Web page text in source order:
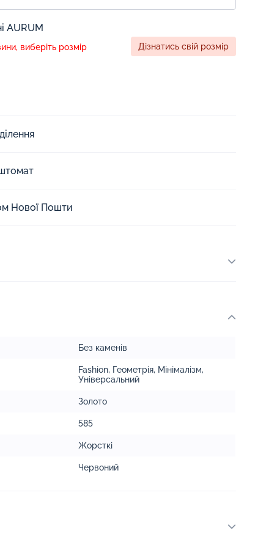
AURUM
виберіть розмір Дізнатись свій розмір
Нової Пошти
Без каменів
Fashion, Геометрія, Мінімалізм,
Універсальний
Золото
585
Жорсткі
Червоний